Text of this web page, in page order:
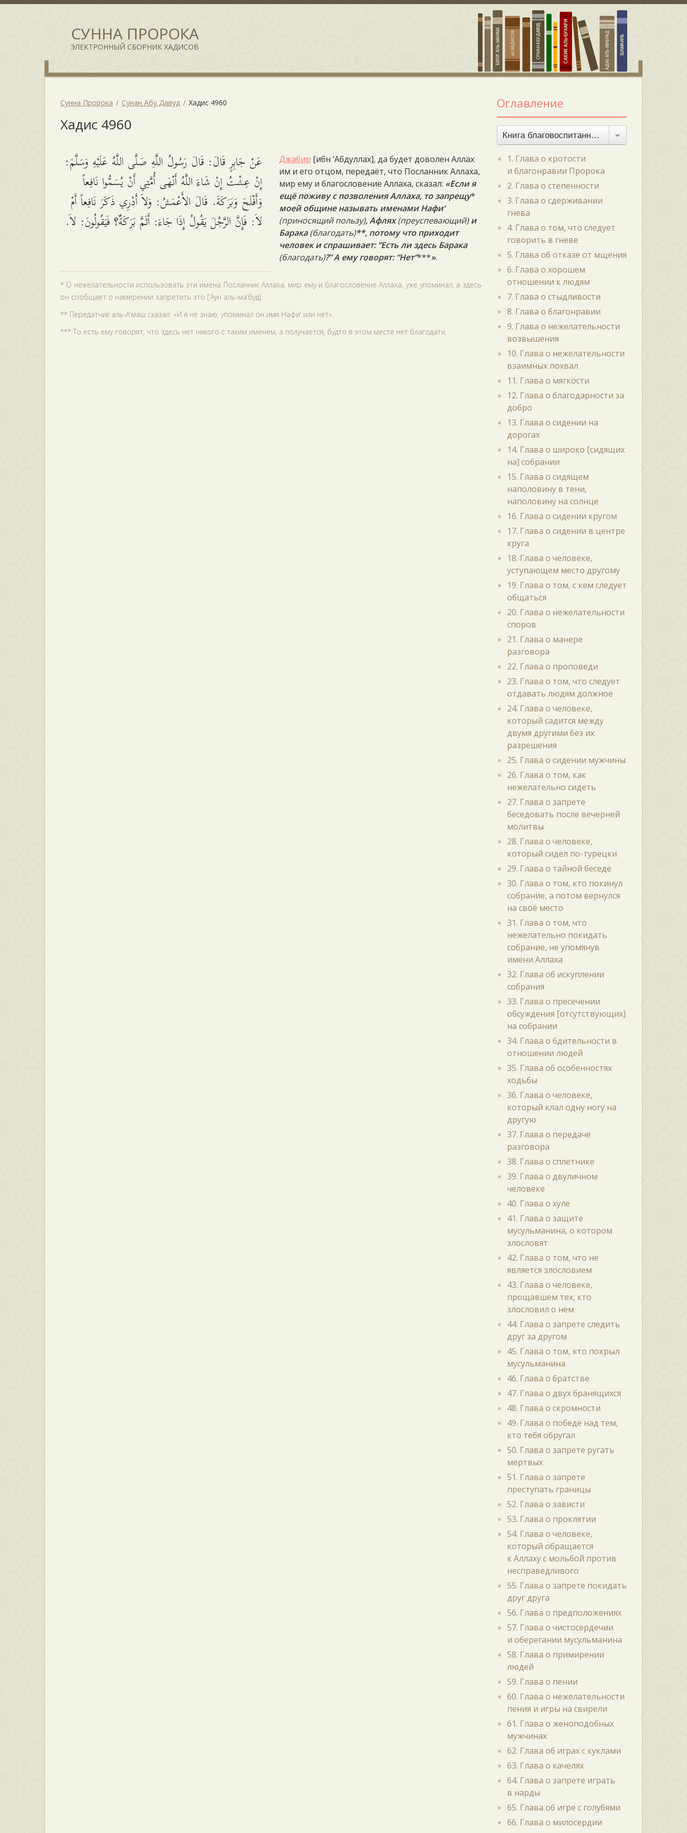
СУННА ПРОРОКА
ЭЛЕКТРОННЫЙ СБОРНИК ХАДИСОВ
Сунна Пророка Сунан Абу Давуд Хадис 4960
Хадис 4960
عَنْ جَابِرٍ قَالَ: قَالَ رَسُولُ اللَّهِ صَلَّى اللَّهُ عَلَيْهِ وَسَلَّمَ:
إِنْ عِشْتُ إِنْ شَاءَ اللَّهُ أَنْهَى أُمَّتِي أَنْ يُسَمُّوا نَافِعاً
وَأَفْلَحَ وَبَرَكَةَ. قَالَ الأَعْمَشُ: وَلاَ أَدْرِي ذَكَرَ نَافِعاً أَمْ
لاَ: فَإِنَّ الرَّجُلَ يَقُولُ إِذَا جَاءَ: أَثَمَّ بَرَكَةٌ؟ فَيَقُولُونَ: لاَ.
Джабир [ибн ‘Абдуллах], да будет доволен Аллах
им и его отцом, передаёт, что Посланник Аллаха,
мир ему и благословение Аллаха, сказал: «Если я
ещё поживу с позволения Аллаха, то запрещу*
моей общине называть именами Нафи‘
(приносящий пользу), Афлях(преуспевающий)и
Барака(благодать)**, потому что приходит
человек и спрашивает: “Есть ли здесь Барака
(благодать)?” А ему говорят: “Нет”***».
* О нежелательности использовать эти имена Посланник Аллаха, мир ему и благословение Аллаха, уже упоминал, а здесь
он сообщает о намерении запретить это [‘Аун аль-ма‘буд].
** Передатчик аль-А‘маш сказал: «И я не знаю, упоминал он имя Нафи‘ или нет».
*** То есть ему говорят, что здесь нет никого с таким именем, а получается, будто в этом месте нет благодати.
Оглавление
Книга благовоспитанности
1. Глава о кротости
и благонравии Пророка
2. Глава о степенности
3. Глава о сдерживании
гнева
4. Глава о том, что следует
говорить в гневе
5. Глава об отказе от мщения
6. Глава о хорошем
отношении к людям
7. Глава о стыдливости
8. Глава о благонравии
9. Глава о нежелательности
возвышения
10. Глава о нежелательности
взаимных похвал
11. Глава о мягкости
12. Глава о благодарности за
добро
13. Глава о сидении на
дорогах
14. Глава о широко [сидящих
на] собрании
15. Глава о сидящем
наполовину в тени,
наполовину на солнце
16. Глава о сидении кругом
17. Глава о сидении в центре
круга
18. Глава о человеке,
уступающем место другому
19. Глава о том, с кем следует
общаться
20. Глава о нежелательности
споров
21. Глава о манере
разговора
22. Глава о проповеди
23. Глава о том, что следует
отдавать людям должное
24. Глава о человеке,
который садится между
двумя другими без их
разрешения
25. Глава о сидении мужчины
26. Глава о том, как
нежелательно сидеть
27. Глава о запрете
беседовать после вечерней
молитвы
28. Глава о человеке,
который сидел по-турецки
29. Глава о тайной беседе
30. Глава о том, кто покинул
собрание, а потом вернулся
на своё место
31. Глава о том, что
нежелательно покидать
собрание, не упомянув
имени Аллаха
32. Глава об искуплении
собрания
33. Глава о пресечении
обсуждения [отсутствующих]
на собрании
34. Глава о бдительности в
отношении людей
35. Глава об особенностях
ходьбы
36. Глава о человеке,
который клал одну ногу на
другую
37. Глава о передаче
разговора
38. Глава о сплетнике
39. Глава о двуличном
человеке
40. Глава о хуле
41. Глава о защите
мусульманина, о котором
злословят
42. Глава о том, что не
является злословием
43. Глава о человеке,
прощавшем тех, кто
злословил о нём
44. Глава о запрете следить
друг за другом
45. Глава о том, кто покрыл
мусульманина
46. Глава о братстве
47. Глава о двух бранящихся
48. Глава о скромности
49. Глава о победе над тем,
кто тебя обругал
50. Глава о запрете ругать
мёртвых
51. Глава о запрете
преступать границы
52. Глава о зависти
53. Глава о проклятии
54. Глава о человеке,
который обращается
к Аллаху с мольбой против
несправедливого
55. Глава о запрете покидать
друг друга
56. Глава о предположениях
57. Глава о чистосердечии
и оберегании мусульманина
58. Глава о примирении
людей
59. Глава о пении
60. Глава о нежелательности
пения и игры на свирели
61. Глава о женоподобных
мужчинах
62. Глава об играх с куклами
63. Глава о качелях
64. Глава о запрете играть
в нарды
65. Глава об игре с голубями
66. Глава о милосердии